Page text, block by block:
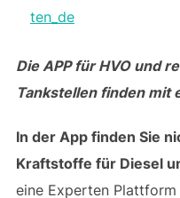
ten_de
Die APP für HVO und
Tankstellen finden mit
In der App finden Sie
Kraftstoffe für Diesel
eine Experten Plattform